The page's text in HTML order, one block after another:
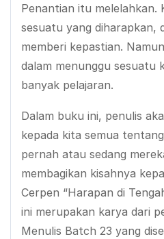
Penantian itu melelahkan.
sesuatu yang diharapkan,
memberi kepastian.
dalam menunggu sesuatu
banyak pelajaran.
Dalam buku ini, penulis
kepada kita semua
pernah atau sedang
membagikan kisahnya
Cerpen “Harapan di
ini merupakan karya dari
Menulis Batch 23 yang